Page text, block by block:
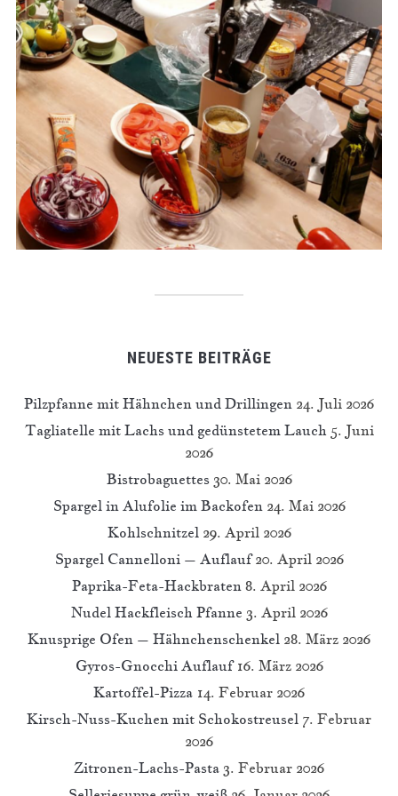
NEUESTE BEITRÄGE
Pilzpfanne mit Hähnchen und Drillingen 24. Juli 2026
Tagliatelle mit Lachs und gedünstetem Lauch 5. Juni
2026
Bistrobaguettes 30. Mai 2026
Spargel in Alufolie im Backofen 24. Mai 2026
Kohlschnitzel 29. April 2026
Spargel Cannelloni – Auflauf 20. April 2026
Paprika-Feta-Hackbraten 8. April 2026
Nudel Hackfleisch Pfanne 3. April 2026
Knusprige Ofen – Hähnchenschenkel 28. März 2026
Gyros-Gnocchi Auflauf 16. März 2026
Kartoffel-Pizza 14. Februar 2026
Kirsch-Nuss-Kuchen mit Schokostreusel 7. Februar
2026
Zitronen-Lachs-Pasta 3. Februar 2026